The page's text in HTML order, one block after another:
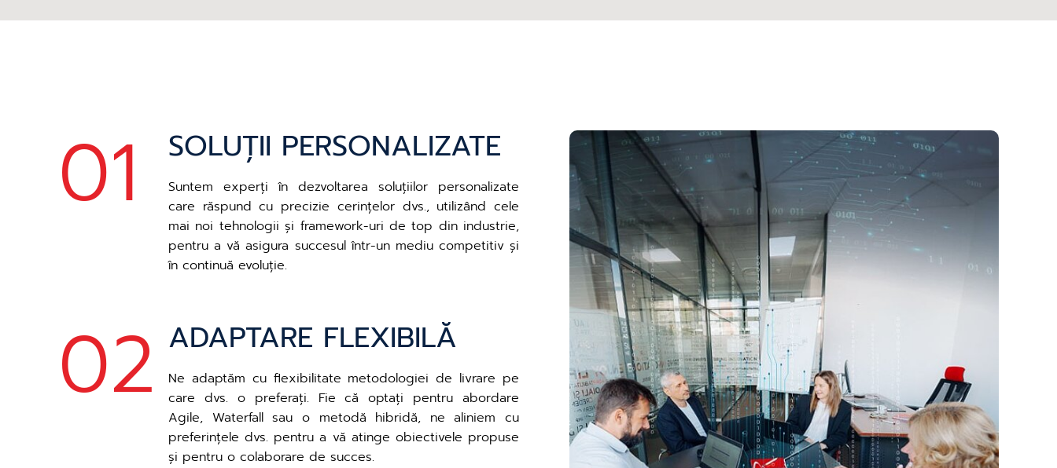
01 SOLUȚII PERSONALIZATE
Suntem experți în dezvoltarea soluțiilor personalizate
care răspund cu precizie cerințelor dvs., utilizând cele
mai noi tehnologii și framework-uri de top din industrie,
pentru a vă asigura succesul într-un mediu competitiv și
în continuă evoluție.
02 ADAPTARE FLEXIBILĂ
Ne adaptăm cu flexibilitate metodologiei de livrare pe
care dvs. o preferați. Fie că optați pentru abordare
Agile, Waterfall sau o metodă hibridă, ne aliniem cu
preferințele dvs. pentru a vă atinge obiectivele propuse
și pentru o colaborare de succes.